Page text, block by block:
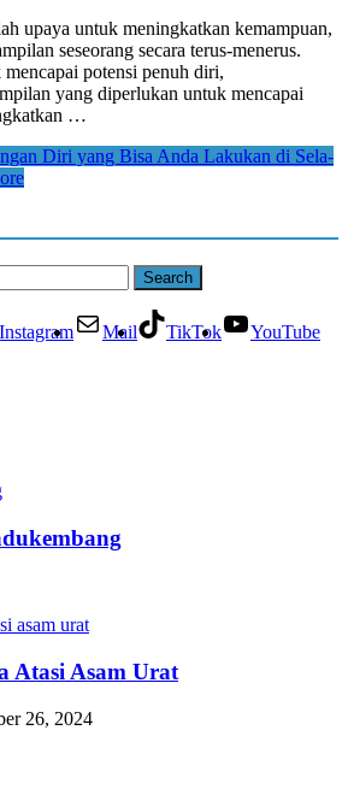
upaya untuk meningkatkan kemampuan,
seseorang secara terus-menerus.
potensi penuh diri,
yang diperlukan untuk mencapai
…
Diri yang Bisa Anda Lakukan di Sela-
Instagram Mail TikTok
YouTube
Atasi Asam Urat
26, 2024